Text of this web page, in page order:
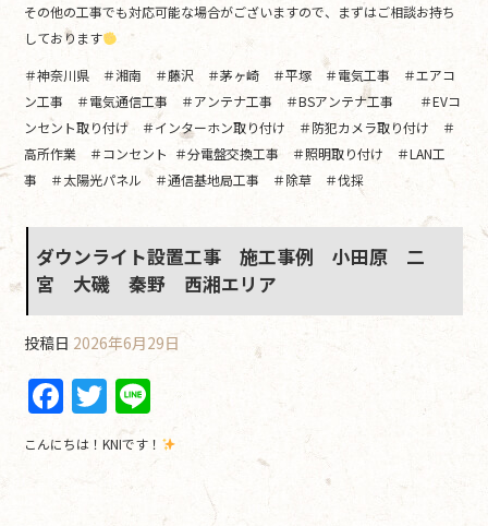
その他の工事でも対応可能な場合がございますので、まずはご相談お持ち
しております
＃神奈川県 ＃湘南 ＃藤沢 ＃茅ヶ崎 ＃平塚 ＃電気工事 ＃エアコ
ン工事 ＃電気通信工事 ＃アンテナ工事 ＃BSアンテナ工事 ＃EVコ
ンセント取り付け ＃インターホン取り付け ＃防犯カメラ取り付け ＃
高所作業 ＃コンセント ＃分電盤交換工事 ＃照明取り付け ＃LAN工
事 ＃太陽光パネル ＃通信基地局工事 ＃除草 ＃伐採
ダウンライト設置工事 施工事例 小田原 二
宮 大磯 秦野 西湘エリア
投稿日 2026年6月29日
F
a
c
T
w
itt
er
n
e
こんにちは！KNIです！